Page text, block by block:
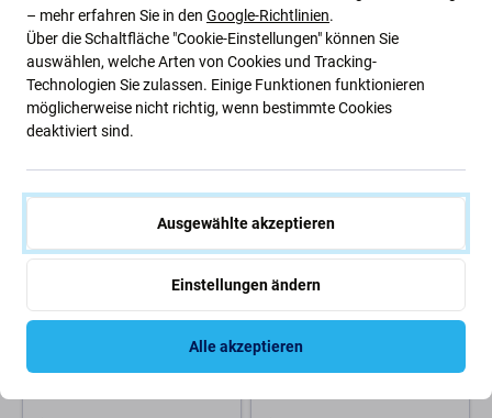
Lenovo Tab M10 TB-X605, TB-
X306 ,TB-X505 - Akku Batterie
L18D1P32 4850mAh
16,57 €
Akku batterie für Lenovo
Thinkpad X1 Carbon G9, G10,
X1 Yoga Gen 6, 7, 3600mAh,
Li-Pol, 15.44V, 5B10W13973,
– mehr erfahren Sie in den Google-Richtlinien.
Über die Schaltfläche "Cookie-Einstellungen" können Sie
auswählen, welche Arten von Cookies und Tracking-
Technologien Sie zulassen. Einige Funktionen funktionieren
möglicherweise nicht richtig, wenn bestimmte Cookies
deaktiviert sind.
Ausgewählte akzeptieren
Einstellungen ändern
Alle akzeptieren